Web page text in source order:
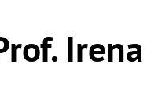
Irena